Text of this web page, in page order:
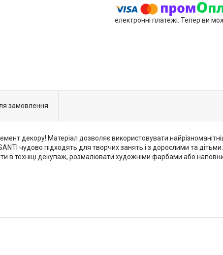
електронні платежі. Тепер ви
замовлення
декору! Матеріал дозволяє використовувати
чудово підходять для творчих занять і з дорослими та дітьми.
в техніці декупаж, розмалювати художніми фарбами або